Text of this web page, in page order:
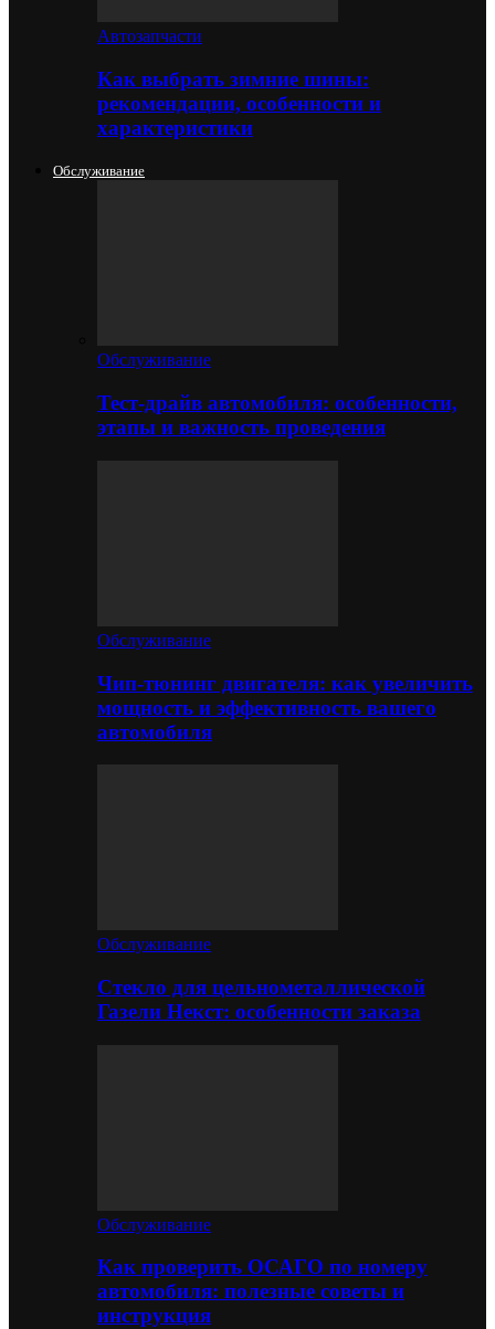
Автозапчасти
Как выбрать зимние шины:
рекомендации, особенности и
характеристики
Обслуживание
Обслуживание
Тест-драйв автомобиля: особенности,
этапы и важность проведения
Обслуживание
Чип-тюнинг двигателя: как увеличить
мощность и эффективность вашего
автомобиля
Обслуживание
Стекло для цельнометаллической
Газели Некст: особенности заказа
Обслуживание
Как проверить ОСАГО по номеру
автомобиля: полезные советы и
инструкция